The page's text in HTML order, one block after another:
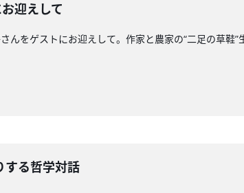
迎えして
をゲストにお迎えして。作家と農家の“二足の草鞋”
する哲学対話